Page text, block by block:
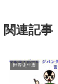
関連記事
世界史年表